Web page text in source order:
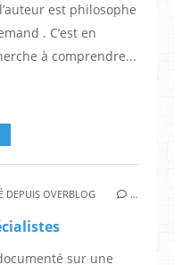
est philosophe
. C’est en
à comprendre...
DEPUIS OVERBLOG …
sur une